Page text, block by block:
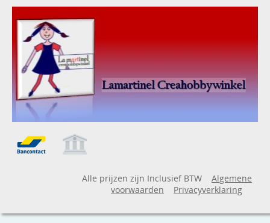
Alle prijzen zijn Inclusief BTW
Algemene
voorwaarden
Privacyverklaring